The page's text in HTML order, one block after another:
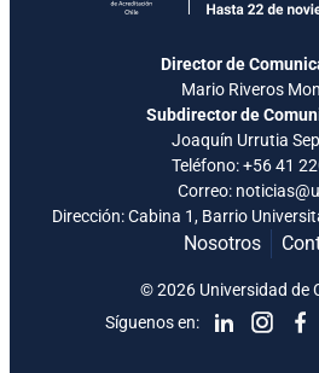
Director de
Mario Riveros
Subdirector de
Joaquín Urrutia
Teléfono:+56 41
Correo:
Dirección: Cabina 1, Barrio
Nosotros
Síguenos en:
© 2026 Universidad de